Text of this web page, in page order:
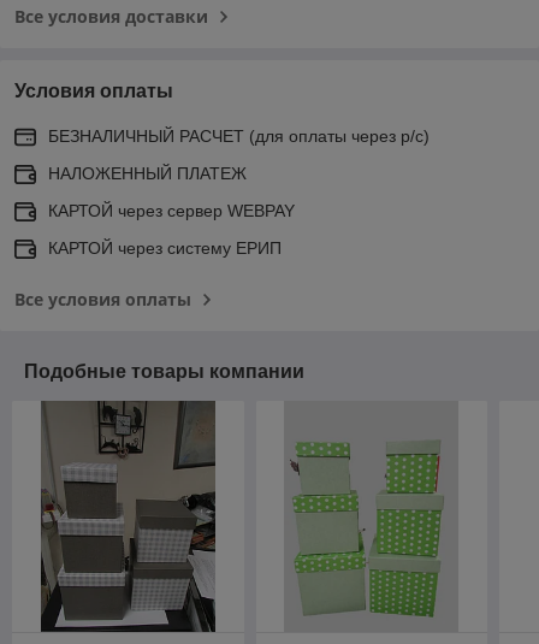
Все условия доставки
Условия оплаты
БЕЗНАЛИЧНЫЙ РАСЧЕТ (для оплаты через р/с)
НАЛОЖЕННЫЙ ПЛАТЕЖ
КАРТОЙ через сервер WEBPAY
КАРТОЙ через систему ЕРИП
Все условия оплаты
Подобные товары компании